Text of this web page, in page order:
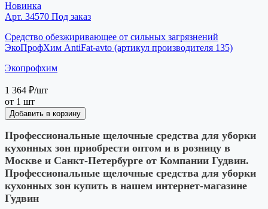
Новинка
Арт. 34570 Под заказ
Средство обезжиривающее от сильных загрязнений
ЭкоПрофХим AntiFat-avto (артикул производителя 135)
Экопрофхим
1 364 ₽/шт
от 1 шт
Добавить в корзину
Профессиональные щелочные средства для уборки
кухонных зон приобрести оптом и в розницу в
Москве и Санкт-Петербурге от Компании Гудвин.
Профессиональные щелочные средства для уборки
кухонных зон купить в нашем интернет-магазине
Гудвин